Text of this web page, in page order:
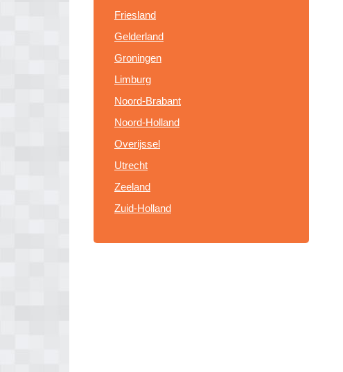
Friesland
Gelderland
Groningen
Limburg
Noord-Brabant
Noord-Holland
Overijssel
Utrecht
Zeeland
Zuid-Holland